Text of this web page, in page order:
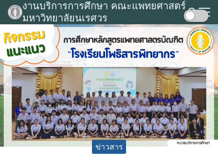
Skip
content
งานบริการการศึกษา คณะแพทยศาสตร์
มหาวิทยาลัยนเรศวร
for:
ข่าวสาร